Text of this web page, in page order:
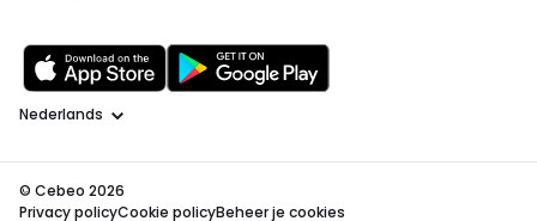
Taal
© Cebeo 2026
Privacy policyCookie policyBeheer je cookies